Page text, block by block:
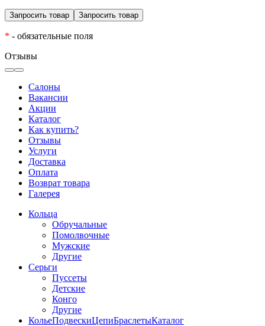
* - обязательные поля
Отзывы
Салоны
Вакансии
Акции
Каталог
Как купить?
Отзывы
Услуги
Доставка
Оплата
Возврат товара
Галерея
Кольца
Обручальные
Помолвочные
Мужские
Другие
Серьги
Пуссеты
Детские
Конго
Другие
КольеПодвескиЦепиБраслетыКаталог